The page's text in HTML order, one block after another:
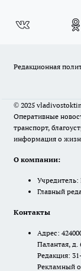
Редакционная
© 2025
Оперативные
транспорт,
информация о
О компании:
Главный
Контакты
Адрес:
Палантая, д.
Редакция:
Рекламный